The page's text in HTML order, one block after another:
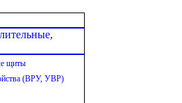
щиты
(ВРУ, УВР)